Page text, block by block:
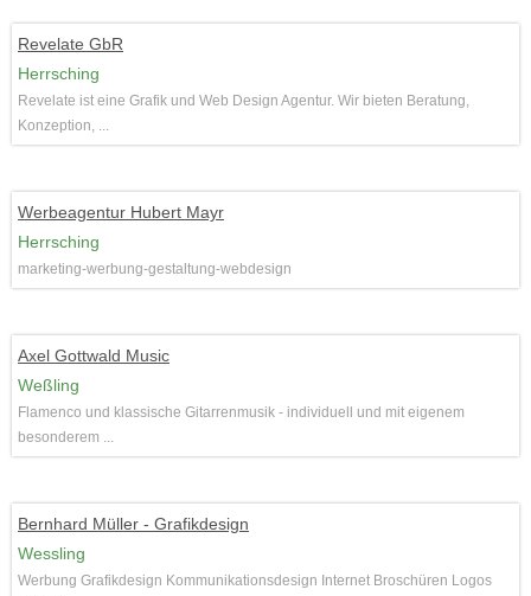
Revelate GbR
Herrsching
Revelate ist eine Grafik und Web Design Agentur. Wir bieten Beratung,
Konzeption, ...
Werbeagentur Hubert Mayr
Herrsching
marketing-werbung-gestaltung-webdesign
Axel Gottwald Music
Weßling
Flamenco und klassische Gitarrenmusik - individuell und mit eigenem
besonderem ...
Bernhard Müller - Grafikdesign
Wessling
Werbung Grafikdesign Kommunikationsdesign Internet Broschüren Logos